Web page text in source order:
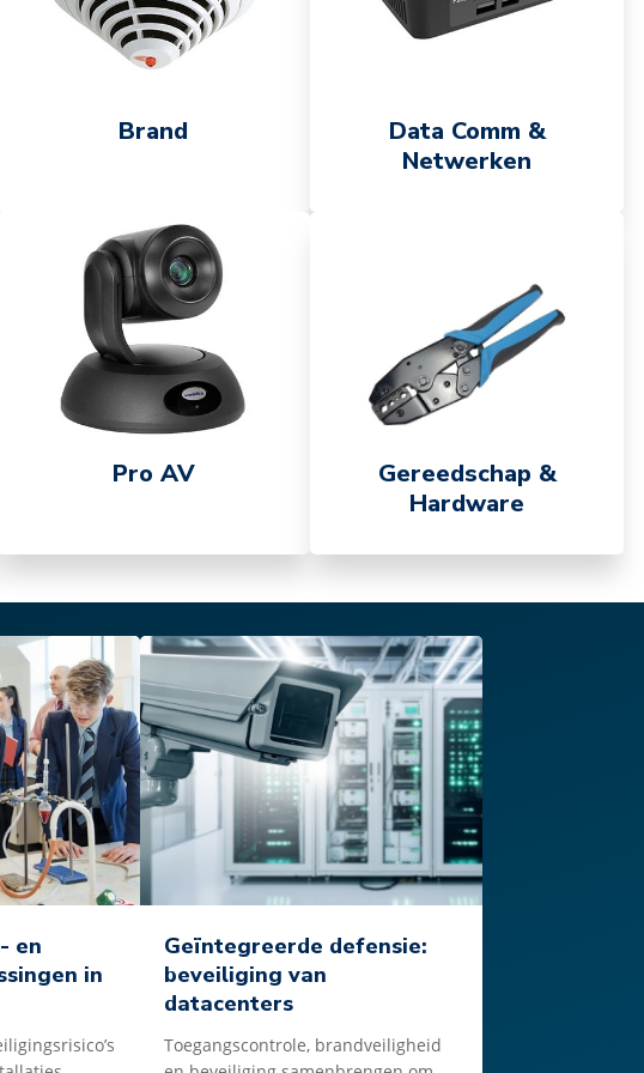
Brand
Data Comm &
Netwerken
Pro AV
Gereedschap &
Hardware
en
in
Geïntegreerde defensie:
beveiliging van
datacenters
Toegangscontrole, brandveiligheid